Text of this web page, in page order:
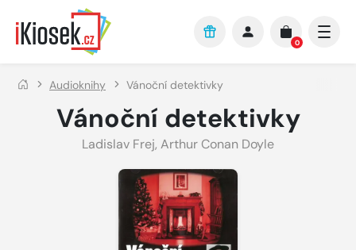
Přejít na hlavní obsah
0
Audioknihy Vánoční detektivky
Vánoční detektivky
Ladislav Frej, Arthur Conan Doyle